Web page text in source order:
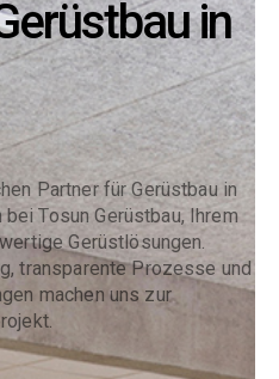
in
Partner für Gerüstbau in
Tosun Gerüstbau, Ihrem
Gerüstlösungen.
transparente Prozesse und
machen uns zur